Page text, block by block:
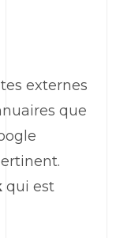
externes
que
qui est